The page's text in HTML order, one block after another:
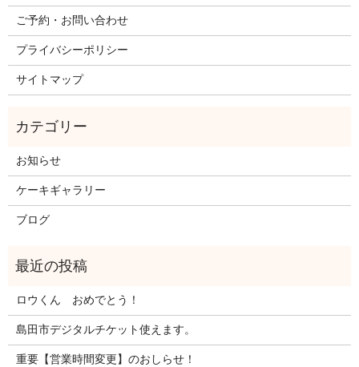
ご予約・お問い合わせ
プライバシーポリシー
サイトマップ
お知らせ
ケーキギャラリー
ブログ
ロウくん おめでとう！
島田市デジタルチケット使えます。
重要【営業時間変更】のおしらせ！